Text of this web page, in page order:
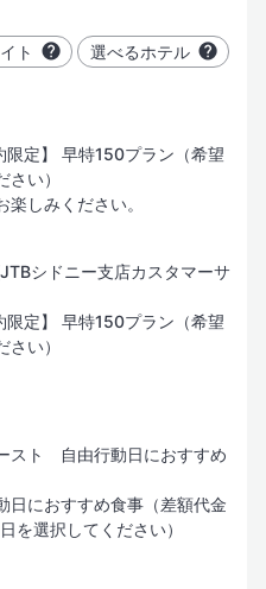
ト 選べるホテル
限定】 早特150プラン（希望
い）
しみください。
シドニー支店カスタマーサ
限定】 早特150プラン（希望
い）
スト 自由行動日におすすめ
におすすめ食事（差額代金
を選択してください）